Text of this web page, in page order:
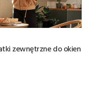
zewnętrzne do okien